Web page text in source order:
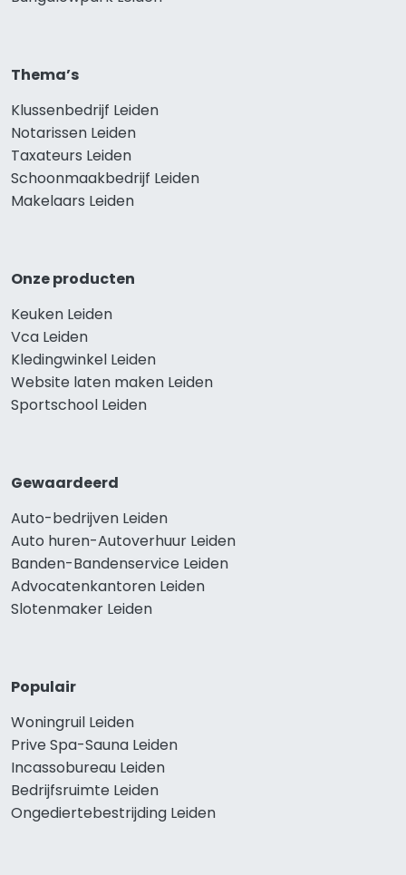
Thema’s
Klussenbedrijf Leiden
Notarissen Leiden
Taxateurs Leiden
Schoonmaakbedrijf Leiden
Makelaars Leiden
Onze producten
Keuken Leiden
Vca Leiden
Kledingwinkel Leiden
Website laten maken Leiden
Sportschool Leiden
Gewaardeerd
Auto-bedrijven Leiden
Auto huren-Autoverhuur Leiden
Banden-Bandenservice Leiden
Advocatenkantoren Leiden
Slotenmaker Leiden
Populair
Woningruil Leiden
Prive Spa-Sauna Leiden
Incassobureau Leiden
Bedrijfsruimte Leiden
Ongediertebestrijding Leiden